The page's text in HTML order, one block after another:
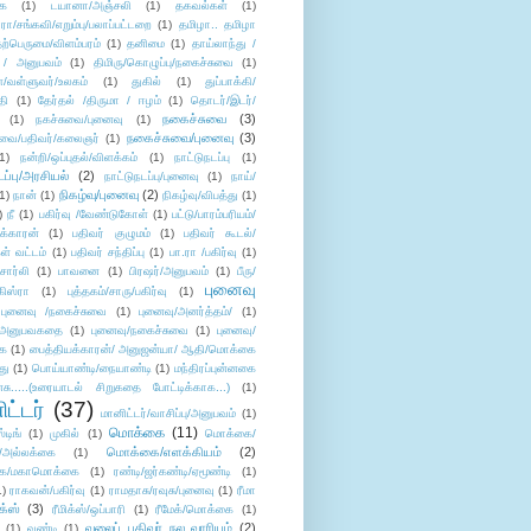
(1) டயானா/அஞ்சலி (1) தகவல்கள்
(1)
சங்கவி/எறும்பு/பலாப்பட்டறை (1) தமிழா.. தமிழா
விளம்பரம் (1) தனிமை (1) தாய்லாந்து /
அனுபவம்
(1) திமிரு/கொழுப்பு/நகைச்சுவை
(1)
வள்ளுவர்/உலகம்
(1) துகில் (1)
துப்பாக்கி/
(1) தேர்தல் /திருமா / ஈழம் (1)
தொடர்/இடர்/
(1)
நகச்சுவை/புனைவு (1) நகைச்சுவை (3)
பதிவர்/கலைஞர் (1) நகைச்சுவை/புனைவு (3)
நன்றி/ஒப்புதல்/விளக்கம் (1) நாட்டுநடப்பு (1)
அரசியல் (2) நாட்டுநடப்பு/புனைவு (1)
நாய்/
நான் (1) நிகழ்வு/புனைவு (2) நிகழ்வு/விபத்து (1)
நீ (1) பகிர்வு /வேண்டுகோள் (1) பட்டு/பாரம்பரியம்/
(1) பதிவர் குழுமம் (1)
பதிவர் கூடல்/
வட்டம் (1) பதிவர் சந்திப்பு (1) பா.ரா /பகிர்வு (1)
(1) பாவனை (1) பிரஷர்/அனுபவம் (1) பீரு/
(1) புத்தகம்/சாரு/பகிர்வு (1) புனைவு
புனைவு /நகைச்சுவை (1) புனைவு/அனர்த்தம்/
(1)
அனுபவகதை (1) புனைவு/நகைச்சுவை (1) புனைவு/
(1) பைத்தியக்காரன்/ அனுஜன்யா/ ஆதி/மொக்கை
(1) பொய்யாண்டி/நையாண்டி (1) மந்திரப்புன்னகை
சிறுகதை போட்டிக்காக...)
(1)
(37) மானிட்டர்/வாசிப்பு/அனுபவம் (1)
(1) முகில் (1) மொக்கை (11) மொக்கை/
(1) மொக்கை/எளக்கியம் (2)
மகாமொக்கை (1) ரண்டி/ஜர்கண்டி/ஏமூண்டி
(1)
ராகவன்/பகிர்வு (1) ராமதாசு/ரவுசு/புனைவு (1) ரீமா
(3) ரீமிக்ஸ்/ஒப்பாரி (1) ரீமேக்/மொக்கை
(1)
வலைப் பதிவர் நல வாரியம் (2)